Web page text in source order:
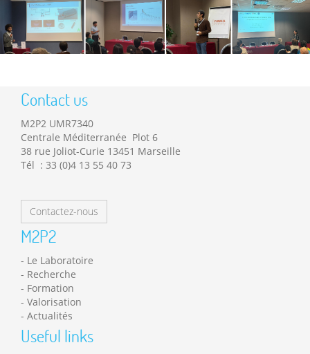
Contact us
M2P2 UMR7340
Centrale Méditerranée Plot 6
38 rue Joliot-Curie 13451 Marseille
Tél : 33 (0)4 13 55 40 73
Contactez-nous
M2P2
Le Laboratoire
Recherche
Formation
Valorisation
Actualités
Useful links